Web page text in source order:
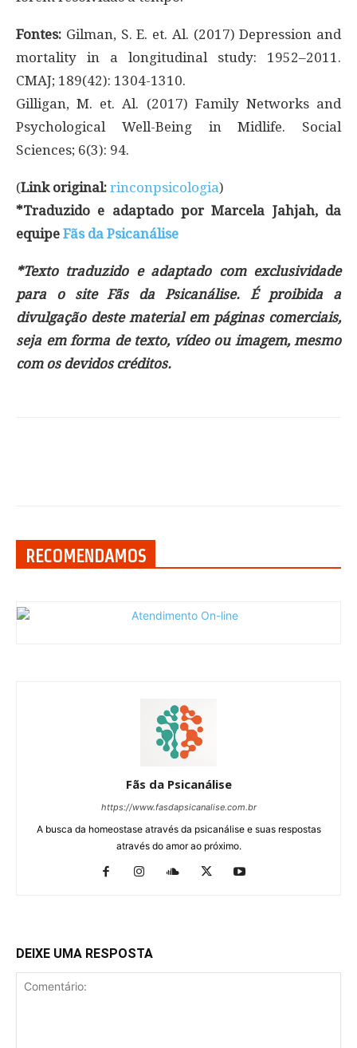
Fontes: Gilman, S. E. et. Al. (2017) Depression and
mortality in a longitudinal study: 1952–2011.
CMAJ; 189(42): 1304-1310.
Gilligan, M. et. Al. (2017) Family Networks and
Psychological Well-Being in Midlife. Social
Sciences; 6(3): 94.
(Link original: rinconpsicologia)
*Traduzido e adaptado por Marcela Jahjah, da
equipe Fãs da Psicanálise
*Texto traduzido e adaptado com exclusividade
para o site Fãs da Psicanálise. É proibida a
divulgação deste material em páginas comerciais,
seja em forma de texto, vídeo ou imagem, mesmo
com os devidos créditos.
RECOMENDAMOS
Fãs da Psicanálise
https://www.fasdapsicanalise.com.br
A busca da homeostase através da psicanálise e suas respostas
através do amor ao próximo.
DEIXE UMA RESPOSTA